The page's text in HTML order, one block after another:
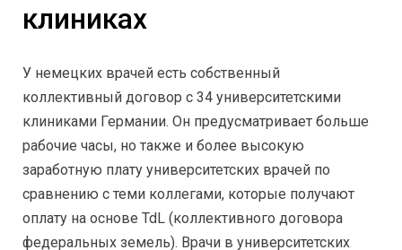
клиниках
У немецких врачей есть собственный
коллективный договор с 34 университетскими
клиниками Германии. Он предусматривает больше
рабочие часы, но также и более высокую
заработную плату университетских врачей по
сравнению с теми коллегами, которые получают
оплату на основе TdL (коллективного договора
федеральных земель). Врачи в университетских